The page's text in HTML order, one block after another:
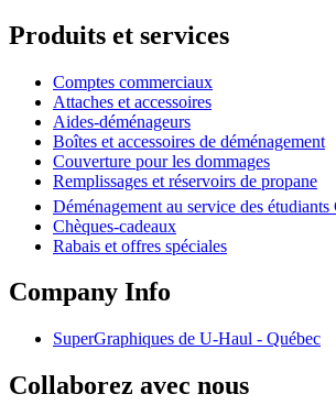
Produits et services
Comptes commerciaux
Attaches et accessoires
Aides-déménageurs
Boîtes et accessoires de déménagement
Couverture pour les dommages
Remplissages et réservoirs de propane
Déménagement au service des
Chèques-cadeaux
Rabais et offres spéciales
Company Info
SuperGraphiques de U-Haul - Québec
Collaborez avec nous